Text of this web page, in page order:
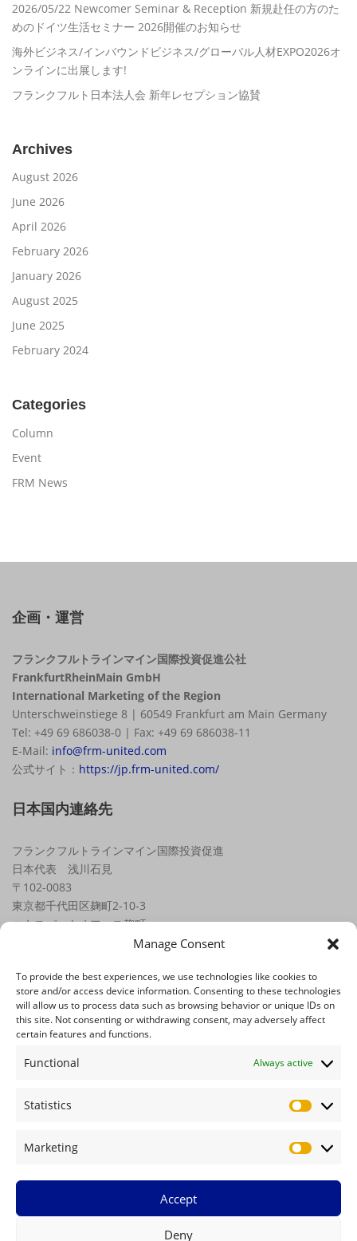
Manage Consent
To provide the best experiences, we use technologies like cookies to
store and/or access device information. Consenting to these technologies
will allow us to process data such as browsing behavior or unique IDs on
this site. Not consenting or withdrawing consent, may adversely affect
certain features and functions.
Functional Always active
Statistics Statistics
Marketing Marketing
Accept
Deny
2026/05/22 Newcomer Seminar & Reception 新規赴任の方のた
めのドイツ生活セミナー 2026開催のお知らせ
海外ビジネス/インバウンドビジネス/グローバル人材EXPO2026オ
ンラインに出展します!
フランクフルト日本法人会 新年レセプション協賛
Archives
August 2026
June 2026
April 2026
February 2026
January 2026
August 2025
June 2025
February 2024
Categories
Column
Event
FRM News
企画・運営
フランクフルトラインマイン国際投資促進公社
FrankfurtRheinMain GmbH
International Marketing of the Region
Unterschweinstiege 8 | 60549 Frankfurt am Main Germany
Tel: +49 69 686038-0 | Fax: +49 69 686038-11
E-Mail: info@frm-united.com
公式サイト： https://jp.frm-united.com/
日本国内連絡先
フランクフルトラインマイン国際投資促進
日本代表 浅川石見
〒102-0083
東京都千代田区麹町2-10-3
エキスパートオフィス麹町
Tel.: +81 (0) 70 / 7470 8000
運営組織について
インプリント